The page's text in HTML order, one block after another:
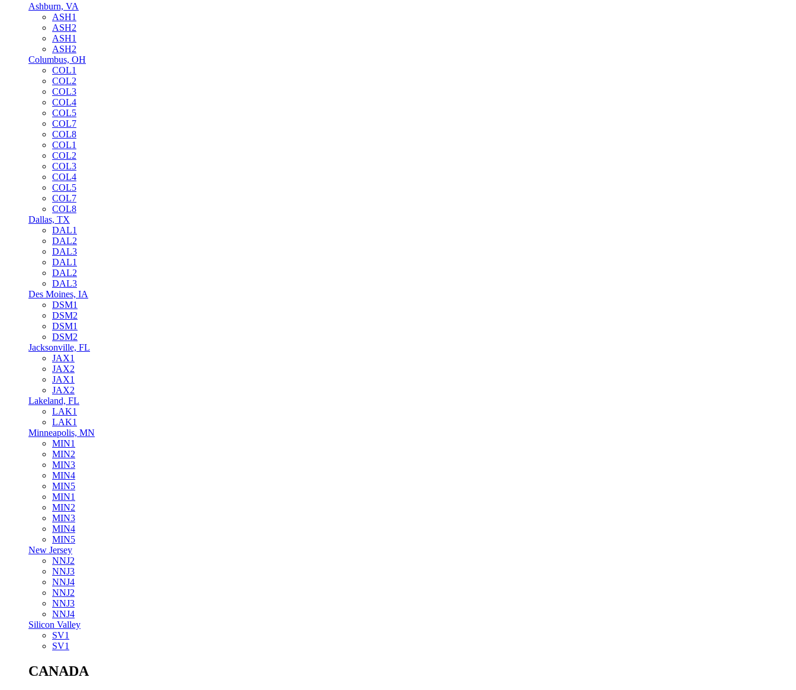
Ashburn, VA
ASH1
ASH2
ASH1
ASH2
Columbus, OH
COL1
COL2
COL3
COL4
COL5
COL7
COL8
COL1
COL2
COL3
COL4
COL5
COL7
COL8
Dallas, TX
DAL1
DAL2
DAL3
DAL1
DAL2
DAL3
Des Moines, IA
DSM1
DSM2
DSM1
DSM2
Jacksonville, FL
JAX1
JAX2
JAX1
JAX2
Lakeland, FL
LAK1
LAK1
Minneapolis, MN
MIN1
MIN2
MIN3
MIN4
MIN5
MIN1
MIN2
MIN3
MIN4
MIN5
New Jersey
NNJ2
NNJ3
NNJ4
NNJ2
NNJ3
NNJ4
Silicon Valley
SV1
SV1
CANADA